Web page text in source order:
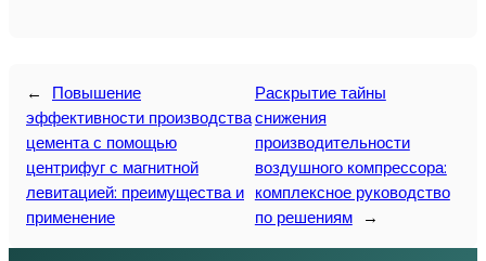
←
Повышение
эффективности производства
цемента с помощью
центрифуг с магнитной
левитацией: преимущества и
применение
Раскрытие тайны
снижения
производительности
воздушного компрессора:
комплексное руководство
по решениям
→